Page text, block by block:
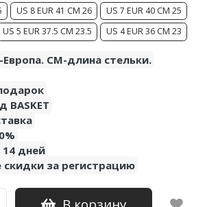
US 8 EUR 41 CM 26
US 7 EUR 40 CM 25
US 5 EUR 37.5 CM 23.5 US 4 EUR 36 CM 23
Европа. CM-длина стельки.
BASKET
14 дней
скидки за регистрацию